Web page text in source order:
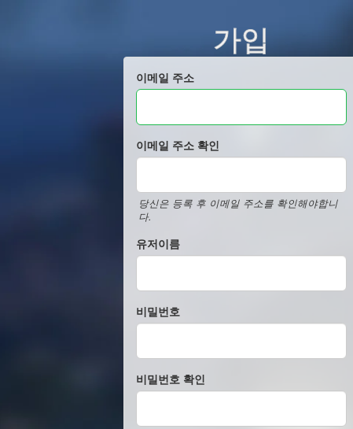
가입
이메일 주소
이메일 주소 확인
당신은 등록 후 이메일 주소를 확인해야합니
다.
유저이름
비밀번호
비밀번호 확인